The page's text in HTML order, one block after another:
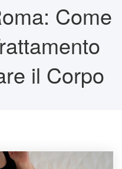
Come
il Corpo